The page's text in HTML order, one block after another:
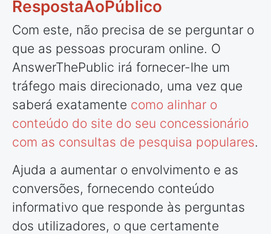
RespostaAoPúblico
Com este, não precisa de se perguntar o
que as pessoas procuram online. O
AnswerThePublic irá fornecer-lhe um
tráfego mais direcionado, uma vez que
saberá exatamente como alinhar o
conteúdo do site do seu concessionário
com as consultas de pesquisa populares.
Ajuda a aumentar o envolvimento e as
conversões, fornecendo conteúdo
informativo que responde às perguntas
dos utilizadores, o que certamente